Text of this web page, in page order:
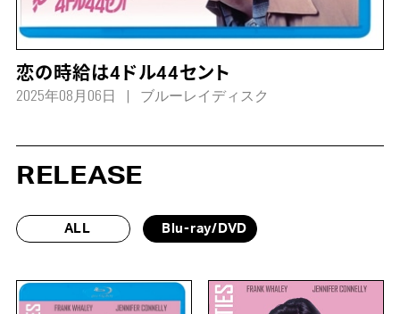
恋の時給は4ドル44セント
2025年08月06日 ブルーレイディスク
RELEASE
ALL Blu-ray/DVD